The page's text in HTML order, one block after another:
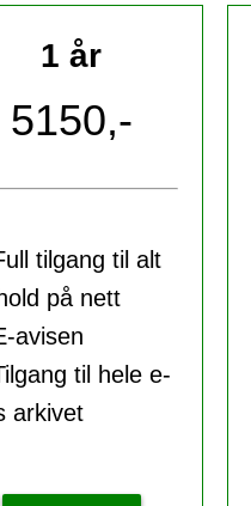
1 år
5150,-
tilgang til alt
på nett
avisen
til hele e-
arkivet